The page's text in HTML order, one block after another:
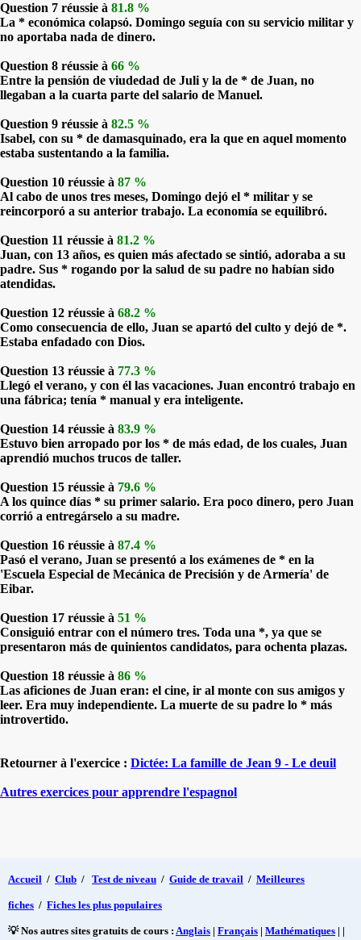
Question 7 réussie à 81.8 %
La * económica colapsó. Domingo seguía con su servicio militar y
no aportaba nada de dinero.
Question 8 réussie à 66 %
Entre la pensión de viudedad de Juli y la de * de Juan, no
llegaban a la cuarta parte del salario de Manuel.
Question 9 réussie à 82.5 %
Isabel, con su * de damasquinado, era la que en aquel momento
estaba sustentando a la familia.
Question 10 réussie à 87 %
Al cabo de unos tres meses, Domingo dejó el * militar y se
reincorporó a su anterior trabajo. La economía se equilibró.
Question 11 réussie à 81.2 %
Juan, con 13 años, es quien más afectado se sintió, adoraba a su
padre. Sus * rogando por la salud de su padre no habían sido
atendidas.
Question 12 réussie à 68.2 %
Como consecuencia de ello, Juan se apartó del culto y dejó de *.
Estaba enfadado con Dios.
Question 13 réussie à 77.3 %
Llegó el verano, y con él las vacaciones. Juan encontró trabajo en
una fábrica; tenía * manual y era inteligente.
Question 14 réussie à 83.9 %
Estuvo bien arropado por los * de más edad, de los cuales, Juan
aprendió muchos trucos de taller.
Question 15 réussie à 79.6 %
A los quince días * su primer salario. Era poco dinero, pero Juan
corrió a entregárselo a su madre.
Question 16 réussie à 87.4 %
Pasó el verano, Juan se presentó a los exámenes de * en la
'Escuela Especial de Mecánica de Precisión y de Armería' de
Eibar.
Question 17 réussie à 51 %
Consiguió entrar con el número tres. Toda una *, ya que se
presentaron más de quinientos candidatos, para ochenta plazas.
Question 18 réussie à 86 %
Las aficiones de Juan eran: el cine, ir al monte con sus amigos y
leer. Era muy independiente. La muerte de su padre lo * más
introvertido.
Retourner à l'exercice : Dictée: La famille de Jean 9 - Le deuil
Autres exercices pour apprendre l'espagnol
Accueil / Club / Test de niveau / Guide de travail / Meilleures
fiches / Fiches les plus populaires
💡 Nos autres sites gratuits de cours : Anglais | Français | Mathématiques | |